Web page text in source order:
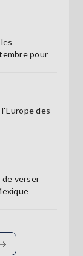
pour
des
de verser